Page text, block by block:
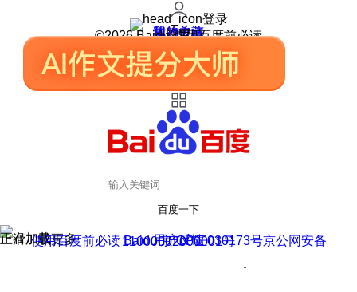
登录
我的关注
我的收藏
皮肤中心
用户反馈
设置
©2026 Baidu 使用百度前必读
百度一下
正在加载
上滑加载更多 用户反馈
使用百度前必读 Baidu 京ICP证030173号
京公网安备11000002000001号